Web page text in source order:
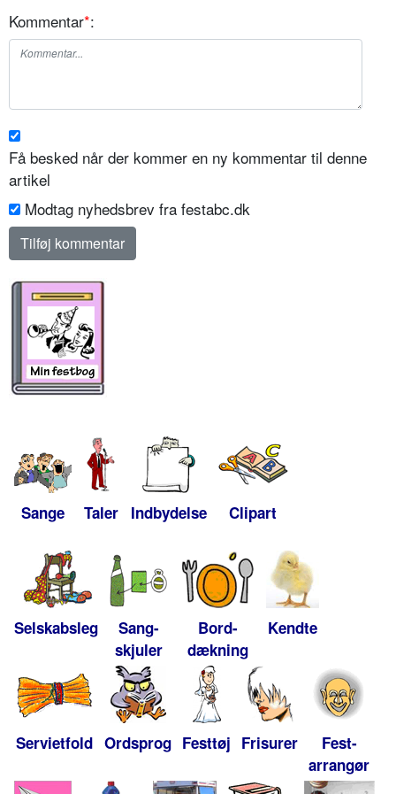
Kommentar*:
Få besked når der kommer en ny kommentar til denne
artikel
Modtag nyhedsbrev fra festabc.dk
Sange Taler Indbydelse Clipart
Selskabsleg
Sang-
skjuler
Bord-
dækning
Kendte
Servietfold Ordsprog Festtøj Frisurer
Fest-
arrangør